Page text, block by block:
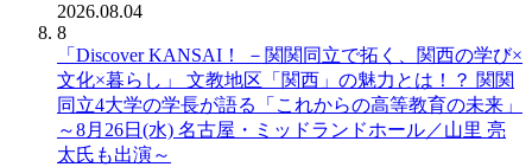
2026.08.04
8
「Discover KANSAI！ －関関同立で拓く、関西の学び×
文化×暮らし」 文教地区「関西」の魅力とは！？ 関関
同立4大学の学長が語る「これからの高等教育の未来」
～8月26日(水) 名古屋・ミッドランドホール／山里 亮
太氏も出演～